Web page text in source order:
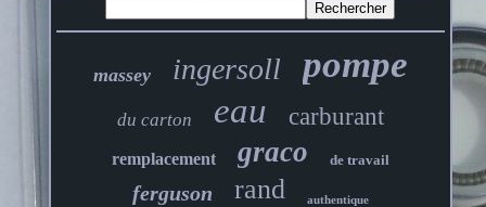
massey ingersoll pompe
du carton eau carburant
remplacement graco de travail
ferguson rand authentique